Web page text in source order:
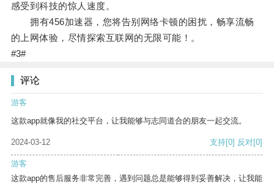
感受到科技的惊人速度。
拥有456加速器，您将告别网络卡顿的困扰，畅享流畅
的上网体验，尽情探索互联网的无限可能！。
#3#
评论
游客
这款app就像我的社交平台，让我能够与志同道合的朋友一起交流。
2024-03-12 支持[0] 反对[0]
游客
这款app的售后服务非常完善，遇到问题总是能够得到妥善解决，让我能